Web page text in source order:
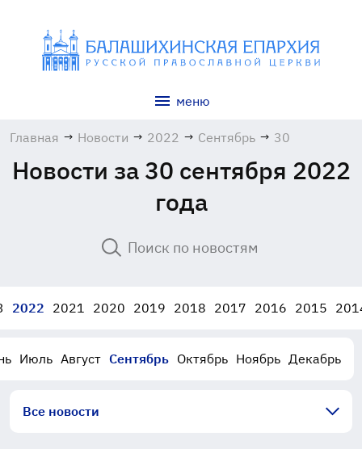
меню
Главная → Новости → 2022 → Сентябрь → 30
Новости за 30 сентября 2022
года
2022 2021 2020 2019 2018 2017 2016 2015
Июль Август Сентябрь Октябрь Ноябрь Декабрь
Все новости